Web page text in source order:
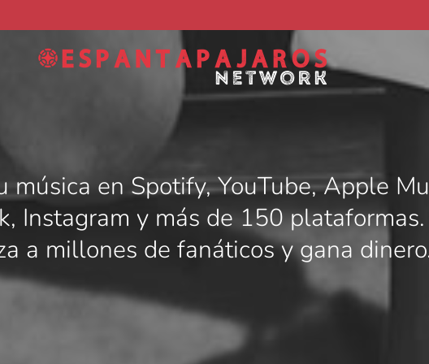
música en Spotify, YouTube, Apple
Instagram y más de 150 plataformas.
a millones de fanáticos y gana